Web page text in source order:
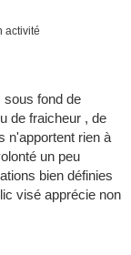
activité
sous fond de
de fraicheur , de
n'apportent rien à
un peu
bien définies
visé apprécie non